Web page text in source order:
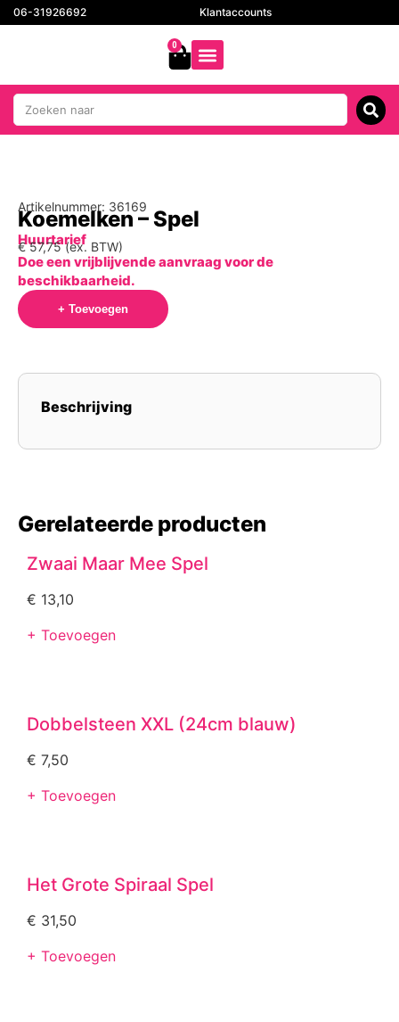
06-31926692 Klantaccounts
0
Artikelnummer: 36169
Koemelken – Spel
Huurtarief
€57,75(ex. BTW)
Doe een vrijblijvende aanvraag voor de
beschikbaarheid.
+ Toevoegen
Beschrijving
Gerelateerde producten
Zwaai Maar Mee Spel
€ 13,10
+ Toevoegen
Dobbelsteen XXL (24cm blauw)
€ 7,50
+ Toevoegen
Het Grote Spiraal Spel
€ 31,50
+ Toevoegen